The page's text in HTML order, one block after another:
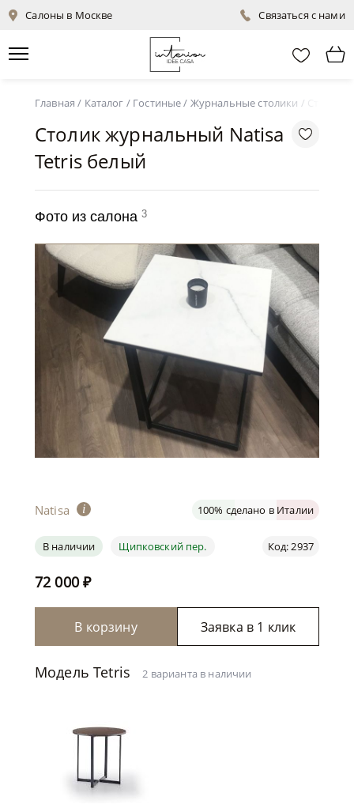
Салоны в Москве Связаться с нами
Главная / Каталог / Гостиные/ Журнальные столики /
Столик журнальный Natisa
Tetris белый
Фото из салона 3
Natisa i 100% сделано в Италии
Код: 2937
В наличии Щипковский пер.
72 000 ₽
В корзину Заявка в 1 клик
Модель Tetris2 варианта в наличии